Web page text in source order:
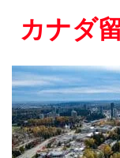
カナダ